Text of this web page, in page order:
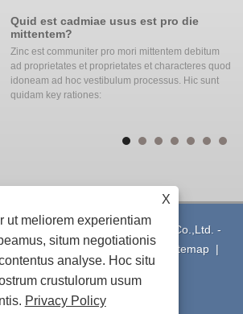
Quid est cadmiae usus est pro die
mittentem?
Zinc est communiter pro mori mittentem debitum
ad proprietates et proprietates et characteres quod
idoneam ad hoc vestibulum processus. Hic sunt
quidam key rationes:
Yinzhou Xuxing Machinery Co.,Ltd. -
- All Rights ReservedVincula| Sitemap|
|XML|Privacy Policy
X
ut meliorem experientiam
situm negotiationis
analyse. Hoc situ
crustulorum usum
Privacy Policy